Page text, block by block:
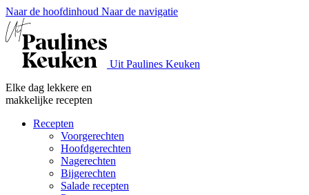
Naar de hoofdinhoud Naar de navigatie
Uit Paulines Keuken
Elke dag lekkere en
makkelijke recepten
Recepten
Voorgerechten
Hoofdgerechten
Nagerechten
Bijgerechten
Salade recepten